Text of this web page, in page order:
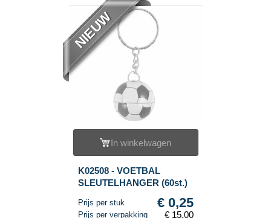
NIEUW
In winkelwagen
K02508 - VOETBAL
SLEUTELHANGER (60st.)
Prijs per stuk € 0,25
Prijs per verpakking € 15,00